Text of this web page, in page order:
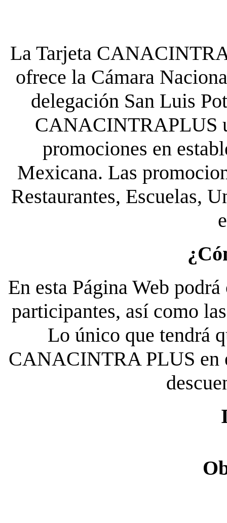
La Tarjeta
ofrece la Cámara
delegación San Luis
CANACINTRAPLUS
promociones en
Mexicana. Las
Restaurantes, Escuelas,
En esta Página Web
participantes, así como
Lo único que tendrá
CANACINTRA PLUS en